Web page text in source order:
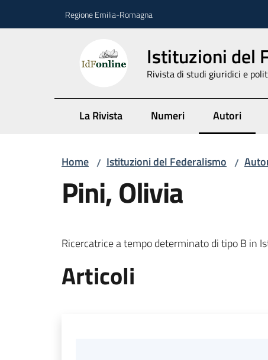
Regione Emilia-Romagna
Istituzioni del
Rivista di studi giuridici e
La Rivista Numeri Autori
Menu
Home / Istituzioni del Federalismo /
Pini, Olivia
Ricercatrice a tempo determinato di tipo B in
Articoli